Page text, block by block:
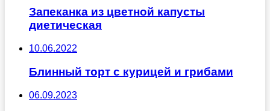
Запеканка из цветной капусты
диетическая
10.06.2022
Блинный торт с курицей и грибами
06.09.2023